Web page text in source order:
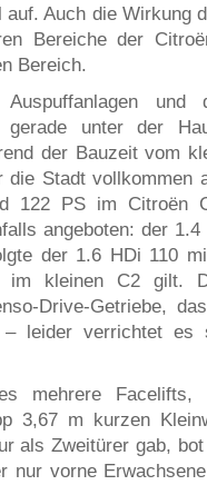
Auch die Wirkung
Bereiche der
Bereich.
und
gerade unter der
der Bauzeit vom
Stadt vollkommen
122 PS im Citroën
angeboten: der
der 1.6 HDi 110
im kleinen C2 gilt.
Drive-Getriebe,
– leider verrichtet es
mehrere Facelifts,
3,67 m kurzen
als Zweitürer gab,
nur vorne